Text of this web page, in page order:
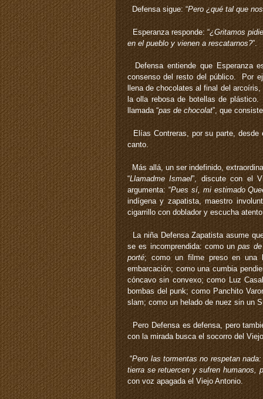
Defensa sigue: “Pero ¿qué tal que
Esperanza responde: “¿Gritamos
en el pueblo y vienen a rescatarnos?”.
Defensa entiende que Esperanza
consenso del resto del público. Por
llena de chocolates al final del
la olla rebosa de botellas de
llamada “pas de chocolat”, que
Elías Contreras, por su parte,
canto.
Más allá, un ser indefinido,
“Llamadme Ismael”, discute con el
argumenta: “Pues sí, mi estimado
indígena y zapatista, maestro
cigarrillo con doblador y escucha
La niña Defensa Zapatista asume
se es incomprendida: como unpas
porté; como un filme preso en una
embarcación; como una cumbia
cóncavo sin convexo; como Luz
bombas del punk; como Panchito
slam; como un helado de nuez sin un
Pero Defensa es defensa, pero
con la mirada busca el socorro del
“Pero las tormentas no respetan
tierra se retuercen y sufren humanos,
con voz apagada el Viejo Antonio.